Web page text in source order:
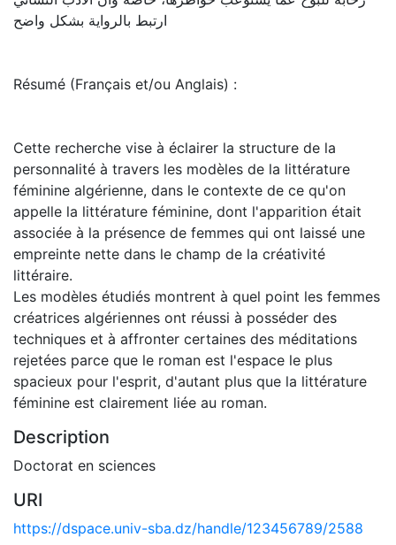
ارتبط بالرواية بشكل واضح
Résumé (Français et/ou Anglais) :
Cette recherche vise à éclairer la structure de la
personnalité à travers les modèles de la littérature
féminine algérienne, dans le contexte de ce qu'on
appelle la littérature féminine, dont l'apparition était
associée à la présence de femmes qui ont laissé une
empreinte nette dans le champ de la créativité
littéraire.
Les modèles étudiés montrent à quel point les femmes
créatrices algériennes ont réussi à posséder des
techniques et à affronter certaines des méditations
rejetées parce que le roman est l'espace le plus
spacieux pour l'esprit, d'autant plus que la littérature
féminine est clairement liée au roman.
Description
Doctorat en sciences
URI
https://dspace.univ-sba.dz/handle/123456789/2588